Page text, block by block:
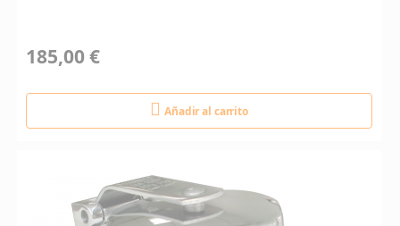
185,00 €
Añadir al carrito